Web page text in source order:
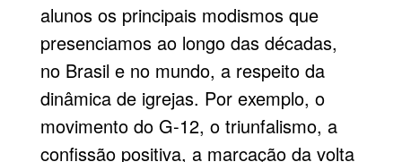
alunos os principais modismos que
presenciamos ao longo das décadas,
no Brasil e no mundo, a respeito da
dinâmica de igrejas. Por exemplo, o
movimento do G-12, o triunfalismo, a
confissão positiva, a marcação da volta